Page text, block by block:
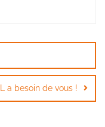
a besoin de vous !